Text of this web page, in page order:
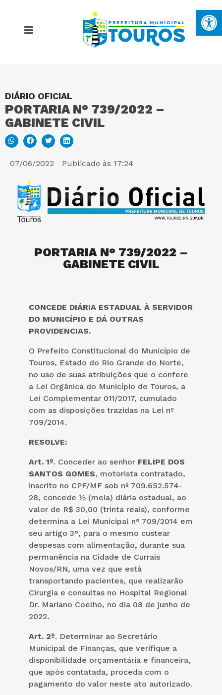
DIÁRIO OFICIAL
PORTARIA N° 739/2022 –
GABINETE CIVIL
07/06/2022 Publicado às 17:24
PORTARIA N° 739/2022 –
GABINETE CIVIL
CONCEDE DIÁRIA ESTADUAL À SERVIDOR
DO MUNICÍPIO E DÁ OUTRAS
PROVIDENCIAS.
O Prefeito Constitucional do Município de
Touros, Estado do Rio Grande do Norte,
no uso de suas atribuições que o confere
a Lei Orgânica do Município de Touros, a
Lei Complementar 011/2017, cumulado
com as disposições trazidas na Lei nº
709/2014.
RESOLVE:
Art. 1º. Conceder ao senhor FELIPE DOS
SANTOS GOMES, motorista contratado,
inscrito no CPF/MF sob nº 709.652.574-
28, concede ½ (meia) diária estadual, ao
valor de R$ 30,00 (trinta reais), conforme
determina a Lei Municipal n° 709/2014 em
seu artigo 3°, para o mesmo custear
despesas com alimentação, durante sua
permanência na Cidade de Currais
Novos/RN, uma vez que está
transportando pacientes, que realizarão
Cirurgia e consultas no Hospital Regional
Dr. Mariano Coelho, no dia 08 de junho de
2022.
Art. 2º. Determinar ao Secretário
Municipal de Finanças, que verifique a
disponibilidade orçamentária e financeira,
que após contatada, proceda com o
pagamento do valor neste ato autorizado.
MAPA DO SITE
PORTAL DA TRANSPARÊNCIA
E-SIC
PERGUNTAS FREQUENTES